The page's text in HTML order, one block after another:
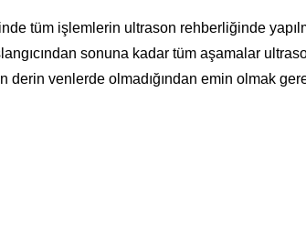
tüm işlemlerin ultrason rehberliğinde
sonuna kadar tüm aşamalar
derin venlerde olmadığından emin olmak